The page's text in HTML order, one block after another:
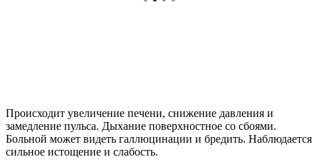
Происходит увеличение печени, снижение давления и
замедление пульса. Дыхание поверхностное со сбоями.
Больной может видеть галлюцинации и бредить. Наблюдается
сильное истощение и слабость.